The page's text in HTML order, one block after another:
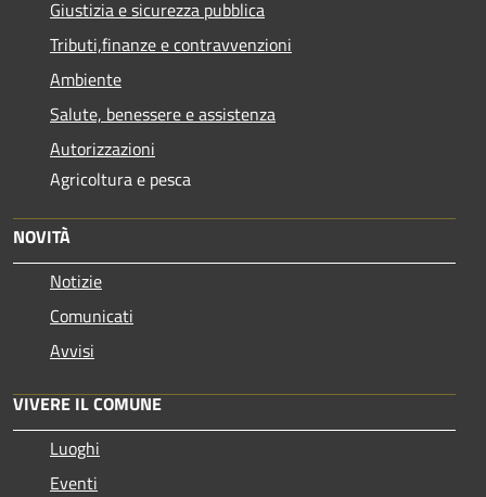
Giustizia e sicurezza pubblica
Tributi,finanze e contravvenzioni
Ambiente
Salute, benessere e assistenza
Autorizzazioni
Agricoltura e pesca
NOVITÀ
Notizie
Comunicati
Avvisi
VIVERE IL COMUNE
Luoghi
Eventi